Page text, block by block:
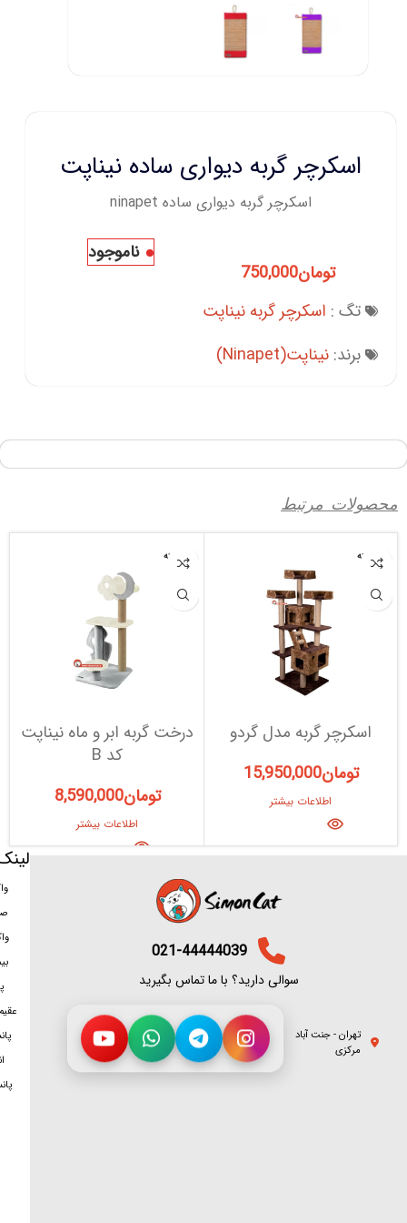
اسکرچر گربه دیواری ساده نیناپت
اسکرچر گربه دیواری ساده ninapet
تومان750,000
ناموجود
تگ : اسکرچر گربه نیناپت
برند: نیناپت(Ninapet)
محصولات مرتبط
فروخته
شده
اسکرچر گربه مدل گردو
تومان15,950,000
اطلاعات بیشتر
فروخته
شده
درخت گربه ابر و ماه نیناپت
کد B
تومان8,590,000
اطلاعات بیشتر
021-44444039
سوالی دارید؟ با ما تماس بگیرید
تهران - جنت آباد
مرکزی